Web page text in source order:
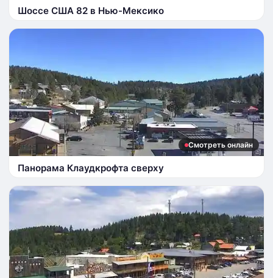
Шоссе США 82 в Нью-Мексико
Смотреть онлайн
Панорама Клаудкрофта сверху